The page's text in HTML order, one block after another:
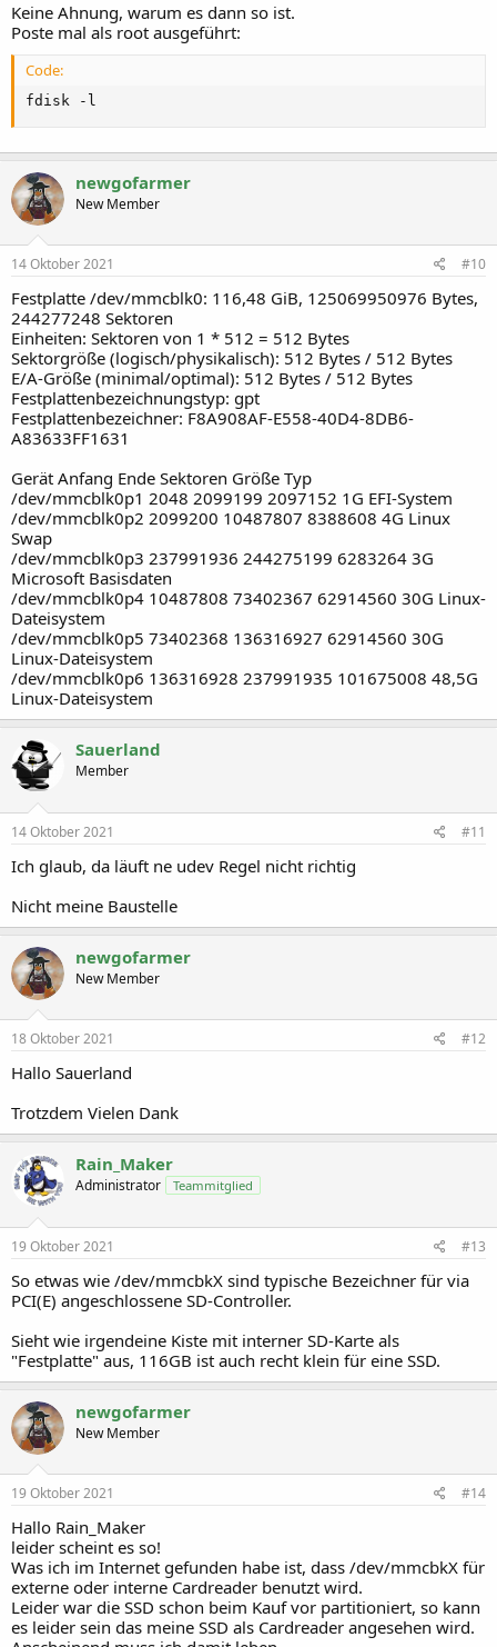
Keine Ahnung, warum es dann so ist.
Poste mal als root ausgeführt:
Code:
fdisk -l
newgofarmer
New Member
14 Oktober 2021 #10
Festplatte /dev/mmcblk0: 116,48 GiB, 125069950976 Bytes,
244277248 Sektoren
Einheiten: Sektoren von 1 * 512 = 512 Bytes
Sektorgröße (logisch/physikalisch): 512 Bytes / 512 Bytes
E/A-Größe (minimal/optimal): 512 Bytes / 512 Bytes
Festplattenbezeichnungstyp: gpt
Festplattenbezeichner: F8A908AF-E558-40D4-8DB6-
A83633FF1631
Gerät Anfang Ende Sektoren Größe Typ
/dev/mmcblk0p1 2048 2099199 2097152 1G EFI-System
/dev/mmcblk0p2 2099200 10487807 8388608 4G Linux
Swap
/dev/mmcblk0p3 237991936 244275199 6283264 3G
Microsoft Basisdaten
/dev/mmcblk0p4 10487808 73402367 62914560 30G Linux-
Dateisystem
/dev/mmcblk0p5 73402368 136316927 62914560 30G
Linux-Dateisystem
/dev/mmcblk0p6 136316928 237991935 101675008 48,5G
Linux-Dateisystem
Sauerland
Member
14 Oktober 2021 #11
Ich glaub, da läuft ne udev Regel nicht richtig
Nicht meine Baustelle
newgofarmer
New Member
18 Oktober 2021 #12
Hallo Sauerland
Trotzdem Vielen Dank
Rain_Maker
Administrator Teammitglied
19 Oktober 2021 #13
So etwas wie /dev/mmcbkX sind typische Bezeichner für via
PCI(E) angeschlossene SD-Controller.
Sieht wie irgendeine Kiste mit interner SD-Karte als
"Festplatte" aus, 116GB ist auch recht klein für eine SSD.
newgofarmer
New Member
19 Oktober 2021 #14
Hallo Rain_Maker
leider scheint es so!
Was ich im Internet gefunden habe ist, dass /dev/mmcbkX für
externe oder interne Cardreader benutzt wird.
Leider war die SSD schon beim Kauf vor partitioniert, so kann
es leider sein das meine SSD als Cardreader angesehen wird.